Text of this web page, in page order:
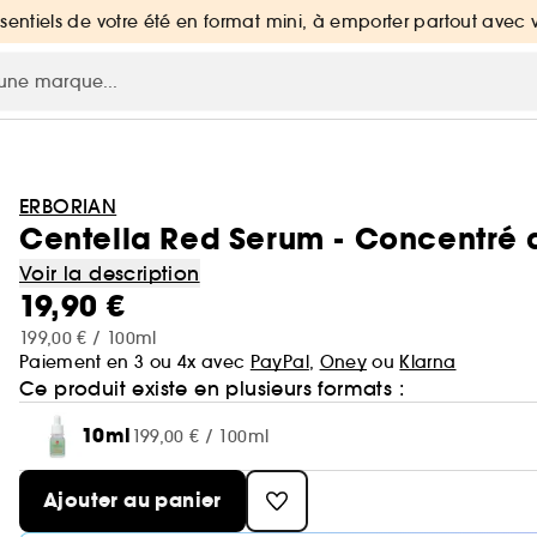
de votre été en format mini, à emporter partout avec
ERBORIAN
Centella Red Serum -
Voir la description
19,90 €
199,00 € / 100ml
Paiement en 3 ou 4x avec PayPal, Oneyou Klarna
Ce produit existe en plusieurs formats :
10ml 199,00 € / 100ml
Ajouter au panier